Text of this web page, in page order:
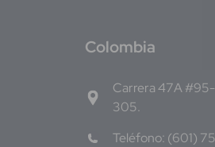
Colombia
Carrera 47A
305.
Teléfono: (601)